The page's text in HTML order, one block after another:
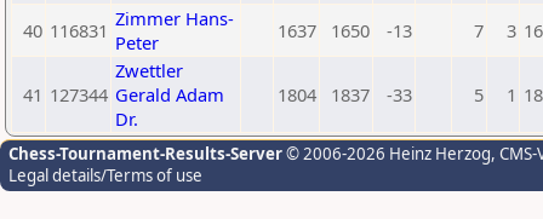
40 116831 Zimmer Hans-
Peter
1637 1650 -13 7 3
41 127344
Zwettler
Gerald Adam
Dr.
1804 1837 -33 5 1
Chess-Tournament-Results-Server© 2006-2026 Heinz Herzog,
Legal details/Terms of use